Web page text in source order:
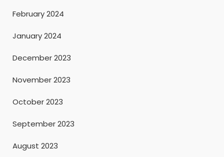
February 2024
January 2024
December 2023
November 2023
October 2023
September 2023
August 2023